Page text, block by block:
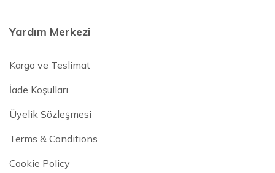
Yardım Merkezi
Kargo ve Teslimat
İade Koşulları
Üyelik Sözleşmesi
Terms & Conditions
Cookie Policy